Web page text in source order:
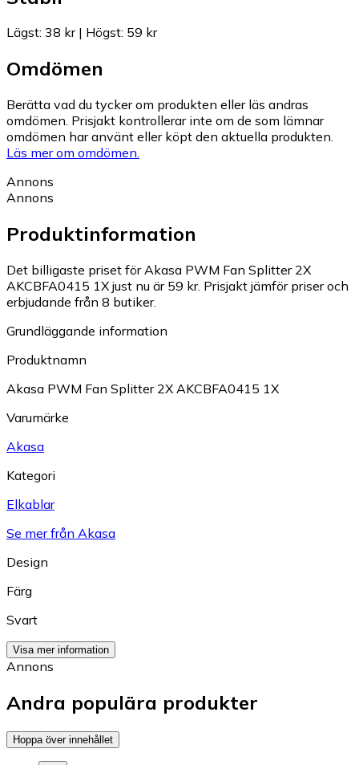
Lägst: 38 kr| Högst: 59 kr
Omdömen
Berätta vad du tycker om produkten eller läs andras
omdömen. Prisjakt kontrollerar inte om de som lämnar
omdömen har använt eller köpt den aktuella produkten.
Läs mer om omdömen.
Annons
Annons
Produktinformation
Det billigaste priset för Akasa PWM Fan Splitter 2X
AKCBFA0415 1X just nu är 59 kr. Prisjakt jämför priser och
erbjudande från 8 butiker.
Grundläggande information
Produktnamn
Akasa PWM Fan Splitter 2X AKCBFA0415 1X
Varumärke
Akasa
Kategori
Elkablar
Se mer från Akasa
Design
Färg
Svart
Visa mer information
Annons
Andra populära produkter
Hoppa över innehållet